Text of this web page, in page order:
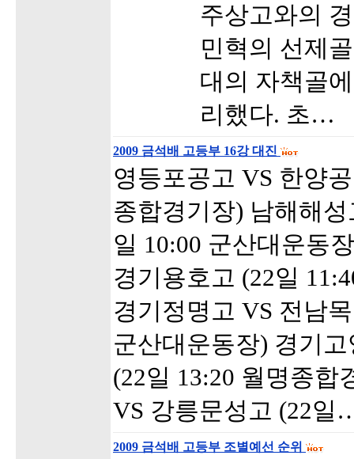
주상고와의
민혁의 선제
대의 자책골
리했다. 초…
2009 금석배 고등부 16강 대진
영등포공고 VS 한양
종합경기장) 남해해
일 10:00 군산대운동
경기용호고 (22일
경기정명고 VS 전남
군산대운동장) 경기
(22일 13:20 월명종합
VS 강릉문성고 (22일
2009 금석배 고등부 조별예선 순위